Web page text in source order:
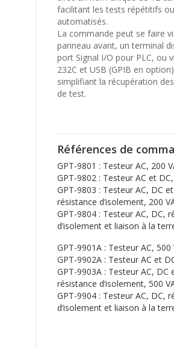
facilitant les tests répétitifs ou
automatisés.
La commande peut se faire
panneau avant, un terminal
port Signal I/O pour PLC, ou
232C et USB (GPIB en
simplifiant la récupération
de test.
Références de
GPT-9801 : Testeur AC, 200
GPT-9802 : Testeur AC et
GPT-9803 : Testeur AC, DC et
résistance d’isolement, 200
GPT-9804 : Testeur AC, DC,
d’isolement et liaison à la
GPT-9901A : Testeur AC, 500
GPT-9902A : Testeur AC et
GPT-9903A : Testeur AC, DC
résistance d’isolement, 500
GPT-9904 : Testeur AC, DC,
d’isolement et liaison à la